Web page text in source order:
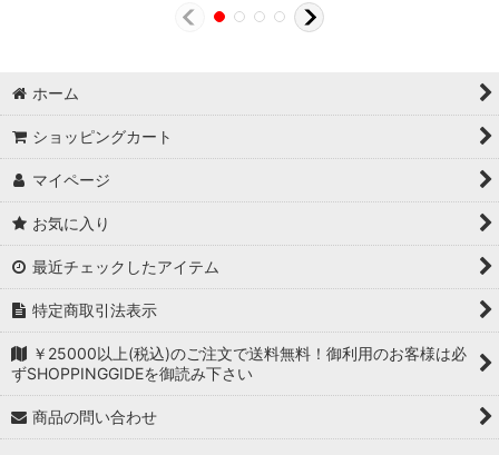
ホーム
ショッピングカート
マイページ
お気に入り
最近チェックしたアイテム
特定商取引法表示
￥25000以上(税込)のご注文で送料無料！御利用のお客様は必
ずSHOPPINGGIDEを御読み下さい
商品の問い合わせ